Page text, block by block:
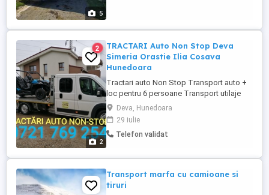
5
2
2
TRACTARI Auto Non Stop Deva
Simeria Orastie Ilia Cosava
Hunedoara
Tractari auto Non Stop Transport auto +
loc pentru 6 persoane Transport utilaje
Asistenta Rutiera Platforma auto Activam
in Deva Simeria Orastie Hunedoara Hateg
Ilia Dobra Cosava etc. Oriunde si la orice
ora Detinem Asigurare Marfa (CMR) pe
Negociabile.
Deva, Hunedoara
29 iulie
Telefon validat
Transport marfa cu camioane si
tiruri